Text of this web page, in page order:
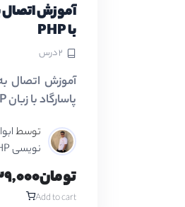
آموزش اتصال
با PHP
2 درس
آموزش اتصال
پاسارگاد با زبان PHP همراه با…
توسط
نویسی PHP
تومان139,000
Add to cart